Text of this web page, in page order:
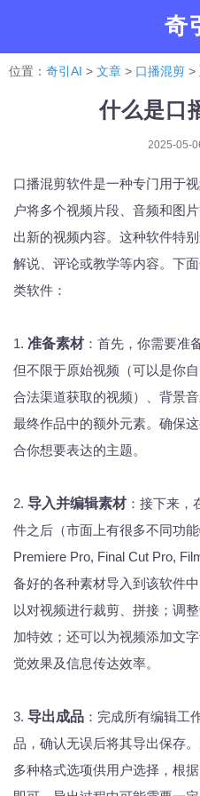
奇
位置： 奇引AI > 文章 > 口播混剪 >
什么是口
2025-05-
口播混剪软件是一种专门用于
户将多个视频片段、音频和图
出新的视频内容。这种软件特
解说、评论或教学等内容。下
类软件：
1. 准备素材：首先，你需要准
但不限于原始视频（可以是你
合法渠道获取的视频）、背景
最终作品中的额外元素。确保
合你想要表达的主题。
2. 导入并编辑素材：接下来，
件之后（市面上有很多不同功
Premiere Pro, Final Cut Pro,
备好的各种素材导入到该软件
以对视频进行裁剪、拼接；调
加特效；还可以为视频添加文
觉效果及信息传达效率。
3. 导出成品 ：完成所有编辑工
品，确认无误后将其导出保存
多种格式选项供用户选择，根